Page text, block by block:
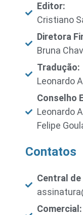
Editor:
Cristiano
Diretora
Bruna
Tradução:
Leonardo
Conselho
Leonardo
Felipe
Contatos
Central
Comercial: